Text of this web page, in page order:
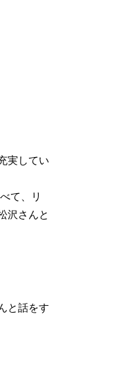
実してい
て、リ
沢さんと
と話をす